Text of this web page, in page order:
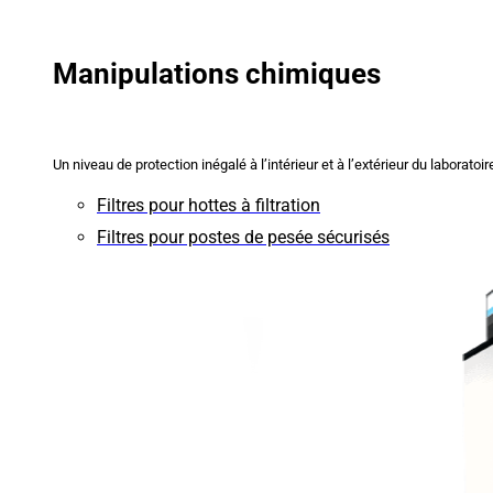
Manipulations chimiques
Un niveau de protection inégalé à l’intérieur et à l’extérieur du
Filtres pour hottes à filtration
Filtres pour postes de pesée sécurisés